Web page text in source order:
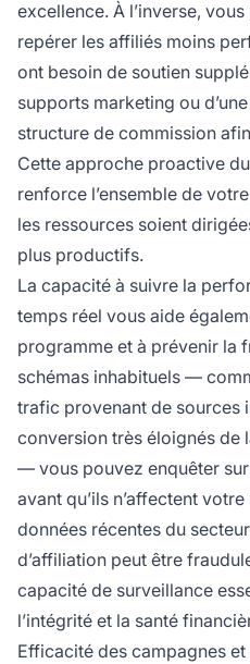
excellence. À l’inverse,
repérer les affiliés moins
ont besoin de soutien
supports marketing ou
structure de commission
Cette approche proactive
renforce l’ensemble de
les ressources soient
plus productifs.
La capacité à suivre la
temps réel vous aide
programme et à prévenir la
schémas inhabituels —
trafic provenant de sources
conversion très éloignés de
— vous pouvez enquêter
avant qu’ils n’affectent
données récentes du
d’affiliation peut être
capacité de surveillance
l’intégrité et la santé
Efficacité des campagnes et